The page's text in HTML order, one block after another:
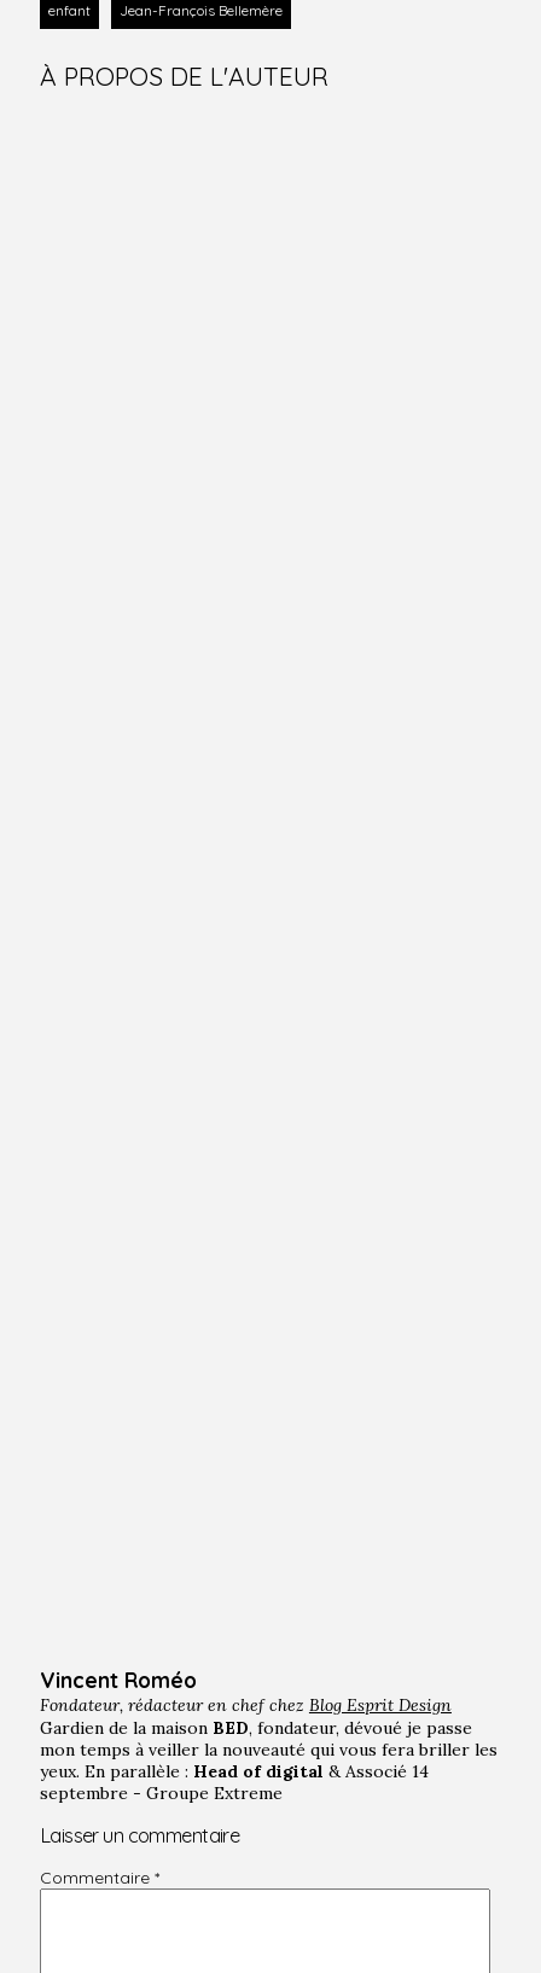
enfant Jean-François Bellemère
À PROPOS DE L'AUTEUR
Vincent Roméo
Fondateur, rédacteur en chef chez Blog Esprit Design
Gardien de la maison BED, fondateur, dévoué je passe
mon temps à veiller la nouveauté qui vous fera briller les
yeux. En parallèle : Head of digital & Associé 14
septembre - Groupe Extreme
Laisser un commentaire
Commentaire *